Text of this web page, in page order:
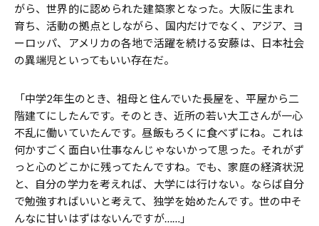
がら、世界的に認められた建築家となった。大阪に生まれ
育ち、活動の拠点としながら、国内だけでなく、アジア、ヨ
ーロッパ、アメリカの各地で活躍を続ける安藤は、日本社会
の異端児といってもいい存在だ。
「中学2年生のとき、祖母と住んでいた長屋を、平屋から二
階建てにしたんです。そのとき、近所の若い大工さんが一心
不乱に働いていたんです。昼飯もろくに食べずにね。これは
何かすごく面白い仕事なんじゃないかって思った。それがず
っと心のどこかに残ってたんですね。でも、家庭の経済状況
と、自分の学力を考えれば、大学には行けない。ならば自分
で勉強すればいいと考えて、独学を始めたんです。世の中そ
んなに甘いはずはないんですが……」